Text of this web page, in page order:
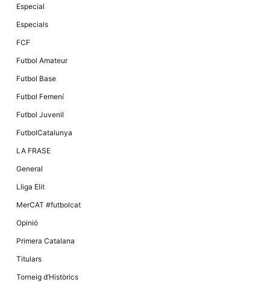
Especial
Especials
FCF
Futbol Amateur
Futbol Base
Futbol Femení
Futbol Juvenil
FutbolCatalunya
LA FRASE
General
Lliga Elit
MerCAT #futbolcat
Opinió
Primera Catalana
Titulars
Torneig d’Històrics